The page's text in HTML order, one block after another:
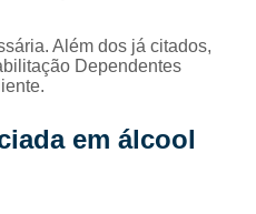
para Dependentes de
para Drogado Cascavel
Internação para
Além dos já citados,
Dependentes
em álcool